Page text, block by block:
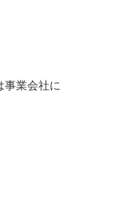
事業会社に